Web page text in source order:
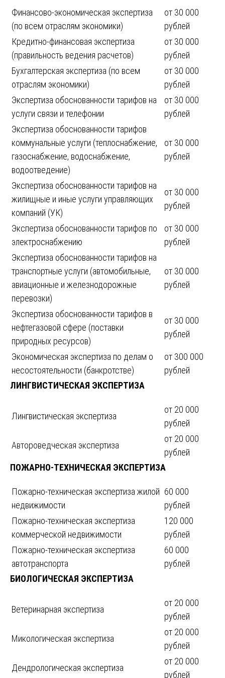
Финансово-экономическая экспертиза
(по всем отраслям экономики)
от 30 000
рублей
Кредитно-финансовая экспертиза
(правильность ведения расчетов)
от 30 000
рублей
Бухгалтерская экспертиза (по всем
отраслям экономики)
от 30 000
рублей
Экспертиза обоснованности тарифов на
услуги связи и телефонии
от 30 000
рублей
Экспертиза обоснованности тарифов
коммунальные услуги (теплоснабжение,
газоснабжение, водоснабжение,
водоотведение)
от 30 000
рублей
Экспертиза обоснованности тарифов на
жилищные и иные услуги управляющих
компаний (УК)
от 30 000
рублей
Экспертиза обоснованности тарифов по
электроснабжению
от 30 000
рублей
Экспертиза обоснованности тарифов на
транспортные услуги (автомобильные,
авиационные и железнодорожные
перевозки)
от 30 000
рублей
Экспертиза обоснованности тарифов в
нефтегазовой сфере (поставки
природных ресурсов)
от 30 000
рублей
Экономическая экспертиза по делам о
несостоятельности (банкротстве)
от 300 000
рублей
ЛИНГВИСТИЧЕСКАЯ ЭКСПЕРТИЗА
Лингвистическая экспертиза
от 20 000
рублей
Автороведческая экспертиза
от 20 000
рублей
ПОЖАРНО-ТЕХНИЧЕСКАЯ ЭКСПЕРТИЗА
Пожарно-техническая экспертиза жилой
недвижимости
60 000
рублей
Пожарно-техническая экспертиза
коммерческой недвижимости
120 000
рублей
Пожарно-техническая экспертиза
автотранспорта
60 000
рублей
БИОЛОГИЧЕСКАЯ ЭКСПЕРТИЗА
Ветеринарная экспертиза
от 20 000
рублей
Микологическая экспертиза
от 20 000
рублей
Дендрологическая экспертиза
от 20 000
рублей